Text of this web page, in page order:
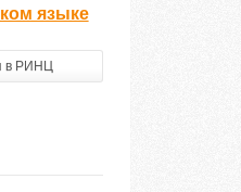
языке
в РИНЦ